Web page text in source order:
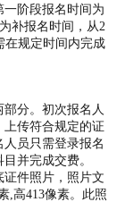
一阶段报名时间为
补报名时间，从2
在规定时间内完成
分。初次报名人
传符合规定的证
员只需登录报名
并完成交费。
件照片，照片文
,高413像素。此照